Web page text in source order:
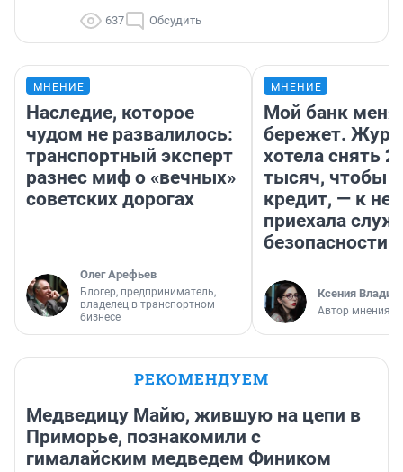
637 Обсудить
МНЕНИЕ
Наследие, которое
чудом не развалилось:
транспортный эксперт
разнес миф о «вечных»
советских дорогах
Олег Арефьев
Блогер, предприниматель,
владелец в транспортном
бизнесе
МНЕНИЕ
Мой банк меня
бережет.
хотела снять
тысяч, чтобы
кредит, — к
приехала
безопасности
Ксения
Автор мнения
РЕКОМЕНДУЕМ
Медведицу Майю, жившую на цепи в
Приморье, познакомили с
гималайским медведем Фиником